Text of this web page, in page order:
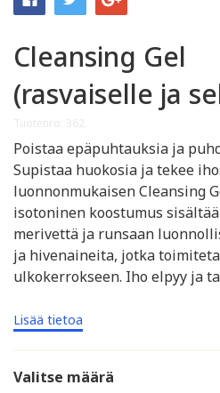
Cleansing Gel
(rasvaiselle ja
Poistaa epäpuhtauksia ja
Supistaa huokosia ja tekee
luonnonmukaisen Cleansing
isotoninen koostumus
merivettä ja runsaan
ja hivenaineita, jotka
ulkokerrokseen. Iho elpyy ja
Lisää tietoa
Valitse määrä